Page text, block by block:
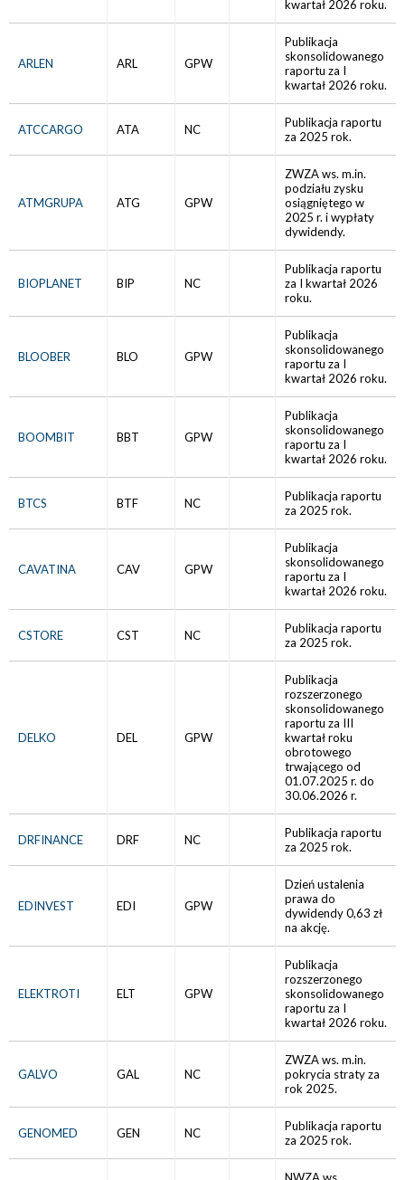
kwartał 2026 roku.
ARLEN ARL GPW
Publikacja
skonsolidowanego
raportu za I
kwartał 2026 roku.
ATCCARGO ATA NC
Publikacja raportu
za 2025 rok.
ATMGRUPA ATG GPW
ZWZA ws. m.in.
podziału zysku
osiągniętego w
2025 r. i wypłaty
dywidendy.
BIOPLANET BIP NC
Publikacja raportu
za I kwartał 2026
roku.
BLOOBER BLO GPW
Publikacja
skonsolidowanego
raportu za I
kwartał 2026 roku.
BOOMBIT BBT GPW
Publikacja
skonsolidowanego
raportu za I
kwartał 2026 roku.
BTCS BTF NC
Publikacja raportu
za 2025 rok.
CAVATINA CAV GPW
Publikacja
skonsolidowanego
raportu za I
kwartał 2026 roku.
CSTORE CST NC
Publikacja raportu
za 2025 rok.
DELKO DEL GPW
Publikacja
rozszerzonego
skonsolidowanego
raportu za III
kwartał roku
obrotowego
trwającego od
01.07.2025 r. do
30.06.2026 r.
DRFINANCE DRF NC
Publikacja raportu
za 2025 rok.
EDINVEST EDI GPW
Dzień ustalenia
prawa do
dywidendy 0,63 zł
na akcję.
ELEKTROTI ELT GPW
Publikacja
rozszerzonego
skonsolidowanego
raportu za I
kwartał 2026 roku.
GALVO GAL NC
ZWZA ws. m.in.
pokrycia straty za
rok 2025.
GENOMED GEN NC
Publikacja raportu
za 2025 rok.